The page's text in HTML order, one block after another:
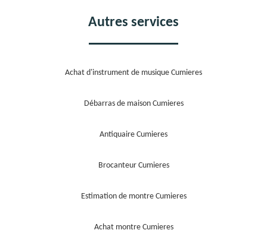
Autres services
Achat d'instrument de musique Cumieres
Débarras de maison Cumieres
Antiquaire Cumieres
Brocanteur Cumieres
Estimation de montre Cumieres
Achat montre Cumieres